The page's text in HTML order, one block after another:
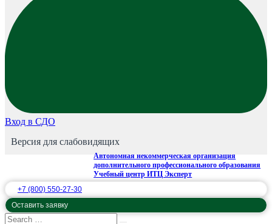
Вход в СДО
Версия для слабовидящих
Автономная некоммерческая организация
дополнительного профессионального образования
Учебный центр ИТЦ Эксперт
+7 (800) 550-27-30
Оставить заявку